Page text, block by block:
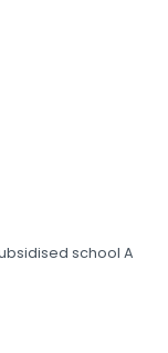
school A